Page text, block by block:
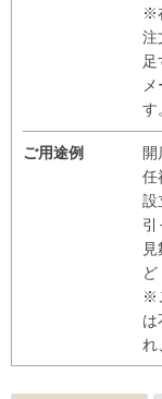
※
注
足
す
ご用途例
開
任
設
引
ど
※
は
れ